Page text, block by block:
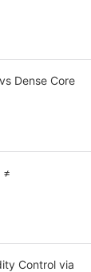
Dense Core
≠
Control via